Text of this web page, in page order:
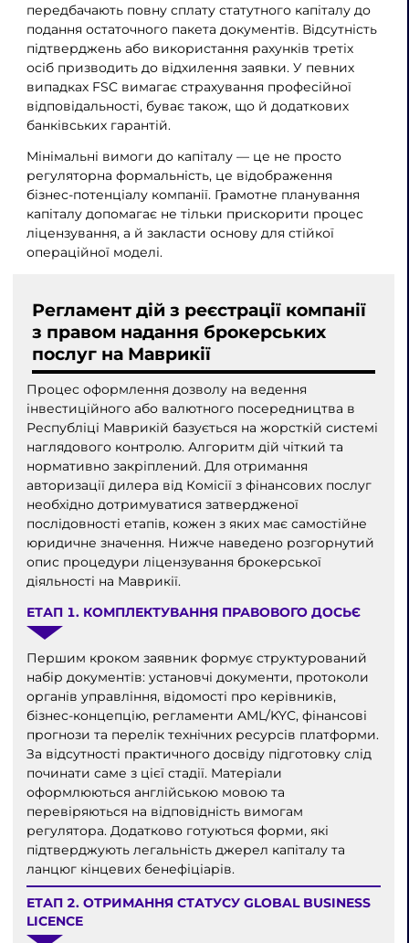
передбачають повну сплату статутного капіталу до
подання остаточного пакета документів. Відсутність
підтверджень або використання рахунків третіх
осіб призводить до відхилення заявки. У певних
випадках FSC вимагає страхування професійної
відповідальності, буває також, що й додаткових
банківських гарантій.
Мінімальні вимоги до капіталу — це не просто
регуляторна формальність, це відображення
бізнес-потенціалу компанії. Грамотне планування
капіталу допомагає не тільки прискорити процес
ліцензування, а й закласти основу для стійкої
операційної моделі.
Регламент дій з реєстрації компанії
з правом надання брокерських
послуг на Маврикії
Процес оформлення дозволу на ведення
інвестиційного або валютного посередництва в
Республіці Маврикій базується на жорсткій системі
наглядового контролю. Алгоритм дій чіткий та
нормативно закріплений. Для отримання
авторизації дилера від Комісії з фінансових послуг
необхідно дотримуватися затвердженої
послідовності етапів, кожен з яких має самостійне
юридичне значення. Нижче наведено розгорнутий
опис процедури ліцензування брокерської
діяльності на Маврикії.
ЕТАП 1. КОМПЛЕКТУВАННЯ ПРАВОВОГО ДОСЬЄ
Першим кроком заявник формує структурований
набір документів: установчі документи, протоколи
органів управління, відомості про керівників,
бізнес-концепцію, регламенти AML/KYC, фінансові
прогнози та перелік технічних ресурсів платформи.
За відсутності практичного досвіду підготовку слід
починати саме з цієї стадії. Матеріали
оформлюються англійською мовою та
перевіряються на відповідність вимогам
регулятора. Додатково готуються форми, які
підтверджують легальність джерел капіталу та
ланцюг кінцевих бенефіціарів.
ЕТАП 2. ОТРИМАННЯ СТАТУСУ GLOBAL BUSINESS
LICENCE